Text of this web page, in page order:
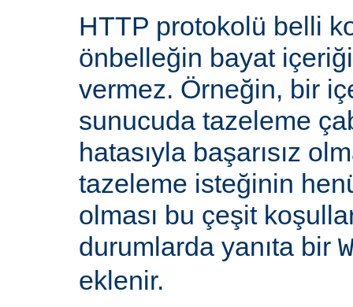
HTTP protokolü belli
önbelleğin bayat
vermez. Örneğin, bir
sunucuda tazeleme
hatasıyla başarısız
tazeleme isteğinin
olması bu çeşit
durumlarda yanıta bir
eklenir.